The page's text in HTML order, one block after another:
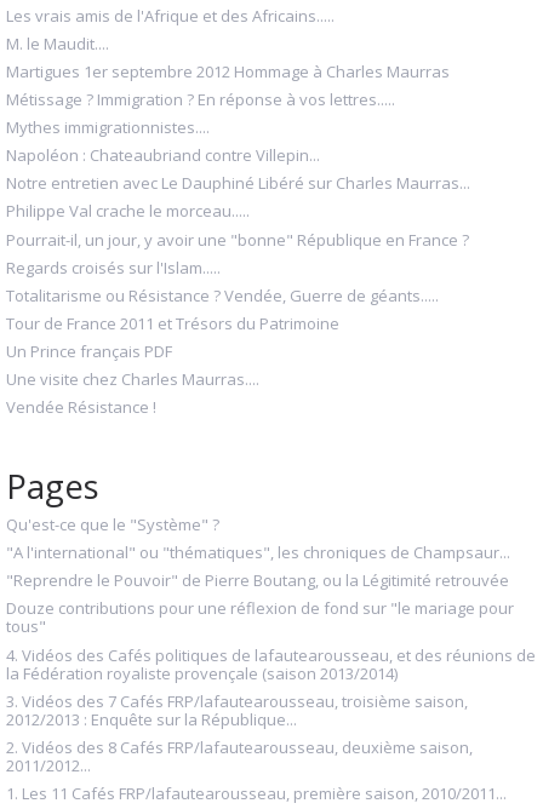
Les vrais amis de l'Afrique et des Africains.....
M. le Maudit....
Martigues 1er septembre 2012 Hommage à Charles Maurras
Métissage ? Immigration ? En réponse à vos lettres.....
Mythes immigrationnistes....
Napoléon : Chateaubriand contre Villepin...
Notre entretien avec Le Dauphiné Libéré sur Charles Maurras...
Philippe Val crache le morceau.....
Pourrait-il, un jour, y avoir une "bonne" République en France ?
Regards croisés sur l'Islam.....
Totalitarisme ou Résistance ? Vendée, Guerre de géants.....
Tour de France 2011 et Trésors du Patrimoine
Un Prince français PDF
Une visite chez Charles Maurras....
Vendée Résistance !
Pages
Qu'est-ce que le "Système" ?
"A l'international" ou "thématiques", les chroniques de Champsaur...
"Reprendre le Pouvoir" de Pierre Boutang, ou la Légitimité retrouvée
Douze contributions pour une réflexion de fond sur "le mariage pour
tous"
4. Vidéos des Cafés politiques de lafautearousseau, et des réunions de
la Fédération royaliste provençale (saison 2013/2014)
3. Vidéos des 7 Cafés FRP/lafautearousseau, troisième saison,
2012/2013 : Enquête sur la République...
2. Vidéos des 8 Cafés FRP/lafautearousseau, deuxième saison,
2011/2012...
1. Les 11 Cafés FRP/lafautearousseau, première saison, 2010/2011...